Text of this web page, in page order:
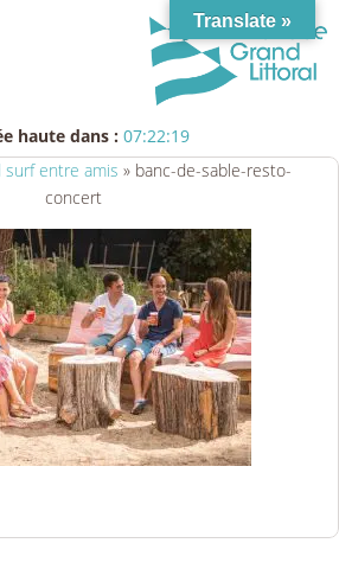
haute dans : 07:22:18
surf entre amis » banc-de-sable-resto-
concert
Translate »